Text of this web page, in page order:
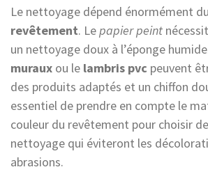
Le nettoyage dépend énormément
revêtement. Lepapier peint
un nettoyage doux à l’éponge
muraux ou le lambris pvc peuvent
des produits adaptés et un chiffon
essentiel de prendre en compte le
couleur du revêtement pour choisir
nettoyage qui éviteront les
abrasions.